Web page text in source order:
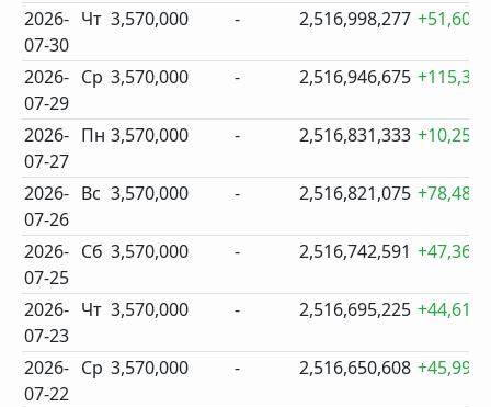
2026-
07-30
Чт 3,570,000 - 2,516,998,277 +51,602
2026-
07-29
Ср 3,570,000 - 2,516,946,675 +115,342
2026-
07-27
Пн 3,570,000 - 2,516,831,333 +10,258
2026-
07-26
Вс 3,570,000 - 2,516,821,075 +78,484
2026-
07-25
Сб 3,570,000 - 2,516,742,591 +47,366
2026-
07-23
Чт 3,570,000 - 2,516,695,225 +44,617
2026-
07-22
Ср 3,570,000 - 2,516,650,608 +45,991